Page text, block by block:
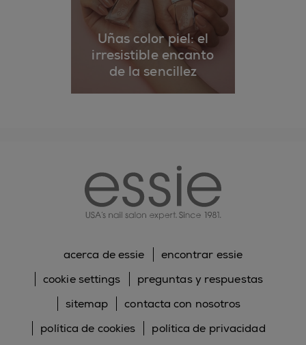
Uñas color piel: el
irresistible encanto
de la sencillez
acerca de essie
encontrar essie
cookie settings
preguntas y respuestas
sitemap
contacta con nosotros
política de cookies
política de privacidad